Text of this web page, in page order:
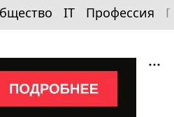
IT Профессия